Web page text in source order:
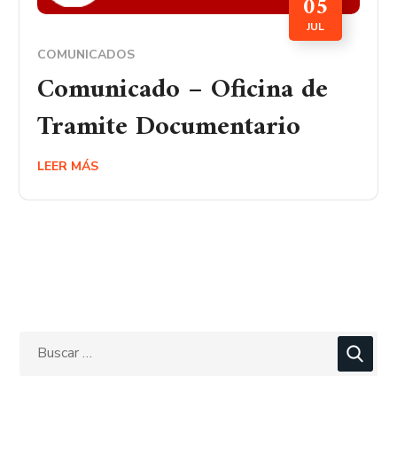
JUL
COMUNICADOS
Comunicado – Oficina de
Tramite Documentario
LEER MÁS